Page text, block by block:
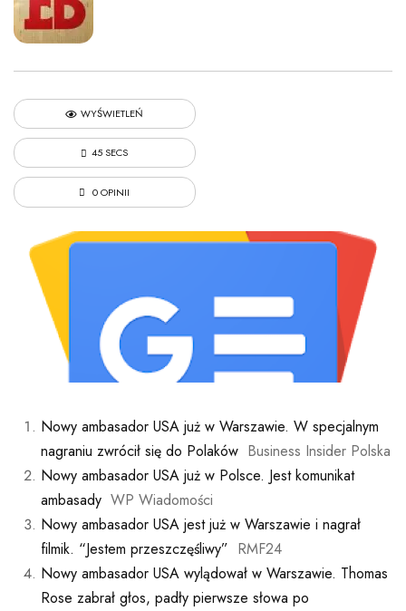
WYŚWIETLEŃ
45 SECS
0 OPINII
Nowy ambasador USA już w Warszawie. W specjalnym
nagraniu zwrócił się do Polaków Business Insider Polska
Nowy ambasador USA już w Polsce. Jest komunikat
ambasady WP Wiadomości
Nowy ambasador USA jest już w Warszawie i nagrał
filmik. “Jestem przeszczęśliwy” RMF24
Nowy ambasador USA wylądował w Warszawie. Thomas
Rose zabrał głos, padły pierwsze słowa po